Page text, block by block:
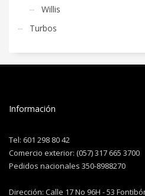
Willis
Turbos
Información
Tel: 601 298 80 42
Comercio exterior: (057) 317 665 3700
Pedidos nacionales 350-8988270
Dirección: Calle 17 No 96H - 53